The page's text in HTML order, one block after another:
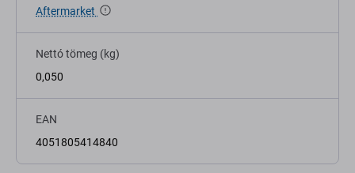
Aftermarket
Nettó tömeg (kg)
0,050
EAN
4051805414840